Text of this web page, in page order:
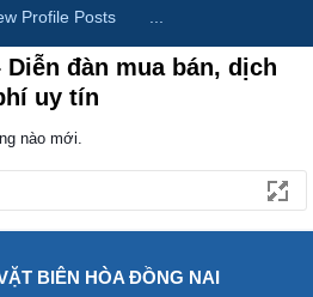
đàn mua bán, dịch
uy tín
nào mới.
Profile Posts
BIÊN HÒA ĐỒNG NAI